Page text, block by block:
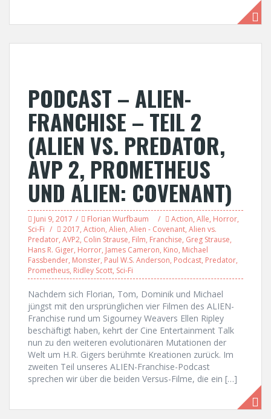
PODCAST – ALIEN-
FRANCHISE – TEIL 2
(ALIEN VS. PREDATOR,
AVP 2, PROMETHEUS
UND ALIEN: COVENANT)
Juni 9, 2017 Florian Wurfbaum Action, Alle, Horror,
Sci-Fi
2017, Action, Alien, Alien - Covenant, Alien vs.
Predator, AVP2, Colin Strause, Film, Franchise, Greg Strause,
Hans R. Giger, Horror, James Cameron, Kino, Michael
Fassbender, Monster, Paul W.S. Anderson, Podcast, Predator,
Prometheus, Ridley Scott, Sci-Fi
Nachdem sich Florian, Tom, Dominik und Michael
jüngst mit den ursprünglichen vier Filmen des ALIEN-
Franchise rund um Sigourney Weavers Ellen Ripley
beschäftigt haben, kehrt der Cine Entertainment Talk
nun zu den weiteren evolutionären Mutationen der
Welt um H.R. Gigers berühmte Kreationen zurück. Im
zweiten Teil unseres ALIEN-Franchise-Podcast
sprechen wir über die beiden Versus-Filme, die ein […]